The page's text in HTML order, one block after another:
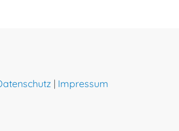
| Impressum